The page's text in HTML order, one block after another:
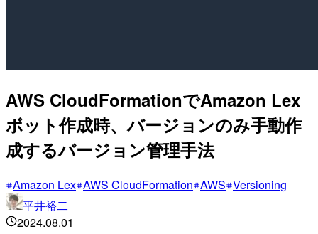
AWS CloudFormationでAmazon Lex
ボット作成時、バージョンのみ手動作
成するバージョン管理手法
Amazon Lex AWS CloudFormation AWS Versioning
平井裕二
2024.08.01